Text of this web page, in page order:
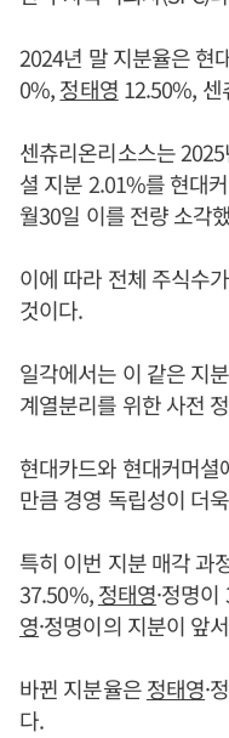
2024년 말 지분율은 현
0%,정태영 12.50%,
센츄리온리소스는
셜 지분 2.01%를 현대
월30일 이를 전량 소각
이에 따라 전체 주식수
것이다.
일각에서는 이 같은 지
계열분리를 위한 사전
현대카드와 현대커머셜
만큼 경영 독립성이 더
특히 이번 지분 매각 과
37.50%,정태영·정명
영·정명이의 지분이 앞
바뀐 지분율은정태영·
다.